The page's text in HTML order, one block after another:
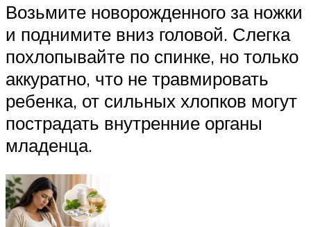
Возьмите новорожденного за ножки
и поднимите вниз головой. Слегка
похлопывайте по спинке, но только
аккуратно, что не травмировать
ребенка, от сильных хлопков могут
пострадать внутренние органы
младенца.